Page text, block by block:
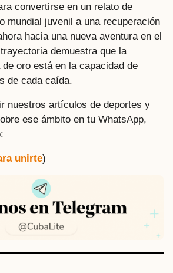
convertirse en un relato de
mundial juvenil a una recuperación
hacia una nueva aventura en el
demuestra que la
oro está en la capacidad de
de cada caída.
nuestros artículos de deportes y
ese ámbito en tu WhatsApp,
unirte)